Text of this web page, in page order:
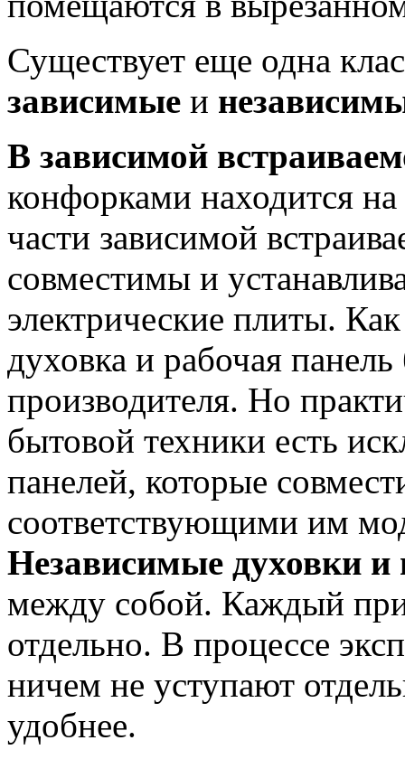
Существует еще одна
зависимые и
В зависимой
конфорками находится
части зависимой
совместимы и
электрические плиты.
духовка и рабочая
производителя. Но
бытовой техники есть
панелей, которые
соответствующими им
Независимые духовки и
между собой. Каждый
отдельно. В процессе
ничем не уступают
удобнее.